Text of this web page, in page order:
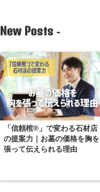
New Posts -
「信頼棺®」で変わる石材店
の提案力｜お墓の価格を胸を
張って伝えられる理由